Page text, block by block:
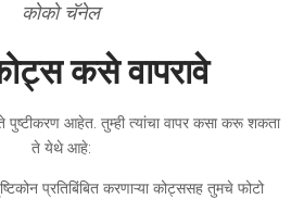
कोको चॅनेल
कसे वापरावे
आहेत. तुम्ही त्यांचा वापर कसा करू शकता
ते येथे आहे:
प्रतिबिंबित करणाऱ्या कोट्ससह तुमचे फोटो